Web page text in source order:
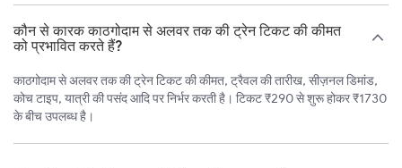
कौन से कारक काठगोदाम से अलवर तक की ट्रेन टिकट की कीमत
को प्रभावित करते हैं?
काठगोदाम से अलवर तक की ट्रेन टिकट की कीमत, ट्रैवल की तारीख, सीज़नल डिमांड,
कोच टाइप, यात्री की पसंद आदि पर निर्भर करती है। टिकट ₹290 से शुरू होकर ₹1730
के बीच उपलब्ध है।